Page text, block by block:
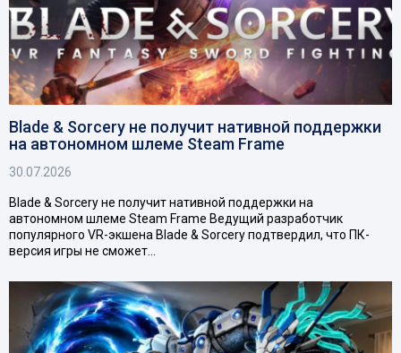
Blade & Sorcery не получит нативной поддержки
на автономном шлеме Steam Frame
30.07.2026
Blade & Sorcery не получит нативной поддержки на
автономном шлеме Steam Frame Ведущий разработчик
популярного VR-экшена Blade & Sorcery подтвердил, что ПК-
версия игры не сможет…